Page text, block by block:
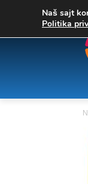
Naš sajt
Politika